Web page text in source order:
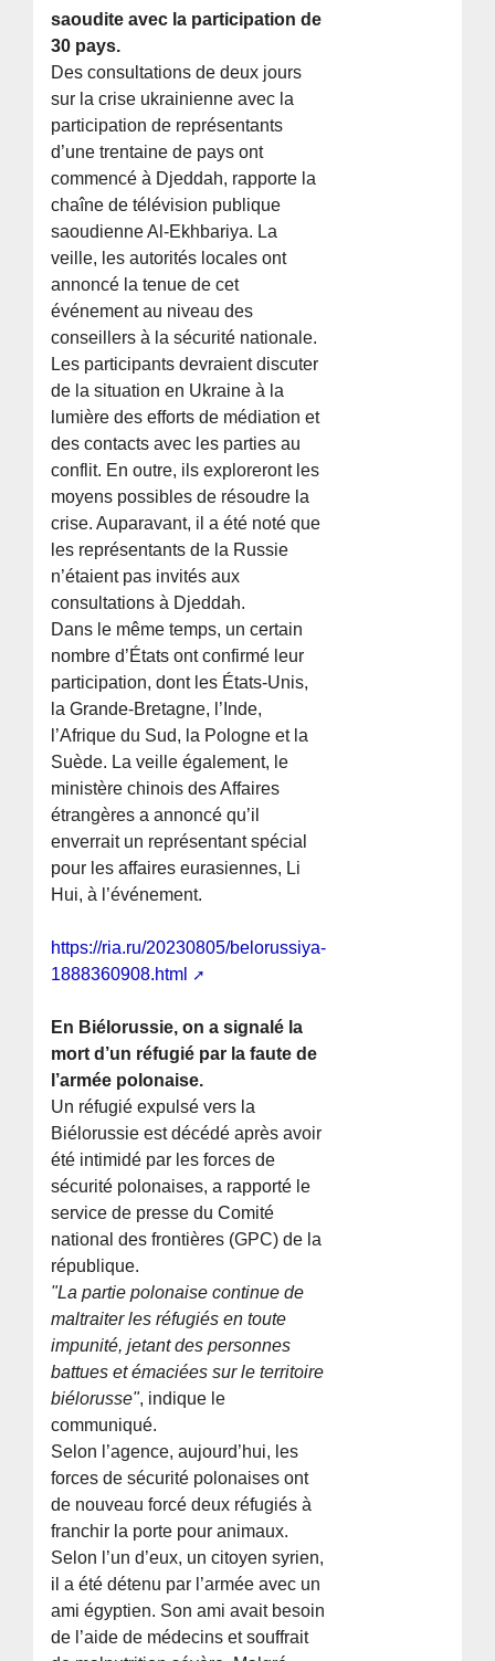
saoudite avec la participation de
30 pays.
Des consultations de deux jours
sur la crise ukrainienne avec la
participation de représentants
d’une trentaine de pays ont
commencé à Djeddah, rapporte la
chaîne de télévision publique
saoudienne Al-Ekhbariya. La
veille, les autorités locales ont
annoncé la tenue de cet
événement au niveau des
conseillers à la sécurité nationale.
Les participants devraient discuter
de la situation en Ukraine à la
lumière des efforts de médiation et
des contacts avec les parties au
conflit. En outre, ils exploreront les
moyens possibles de résoudre la
crise. Auparavant, il a été noté que
les représentants de la Russie
n’étaient pas invités aux
consultations à Djeddah.
Dans le même temps, un certain
nombre d’États ont confirmé leur
participation, dont les États-Unis,
la Grande-Bretagne, l’Inde,
l’Afrique du Sud, la Pologne et la
Suède. La veille également, le
ministère chinois des Affaires
étrangères a annoncé qu’il
enverrait un représentant spécial
pour les affaires eurasiennes, Li
Hui, à l’événement.
https://ria.ru/20230805/belorussiya-
1888360908.html
En Biélorussie, on a signalé la
mort d’un réfugié par la faute de
l’armée polonaise.
Un réfugié expulsé vers la
Biélorussie est décédé après avoir
été intimidé par les forces de
sécurité polonaises, a rapporté le
service de presse du Comité
national des frontières (GPC) de la
république.
"La partie polonaise continue de
maltraiter les réfugiés en toute
impunité, jetant des personnes
battues et émaciées sur le territoire
biélorusse", indique le
communiqué.
Selon l’agence, aujourd’hui, les
forces de sécurité polonaises ont
de nouveau forcé deux réfugiés à
franchir la porte pour animaux.
Selon l’un d’eux, un citoyen syrien,
il a été détenu par l’armée avec un
ami égyptien. Son ami avait besoin
de l’aide de médecins et souffrait